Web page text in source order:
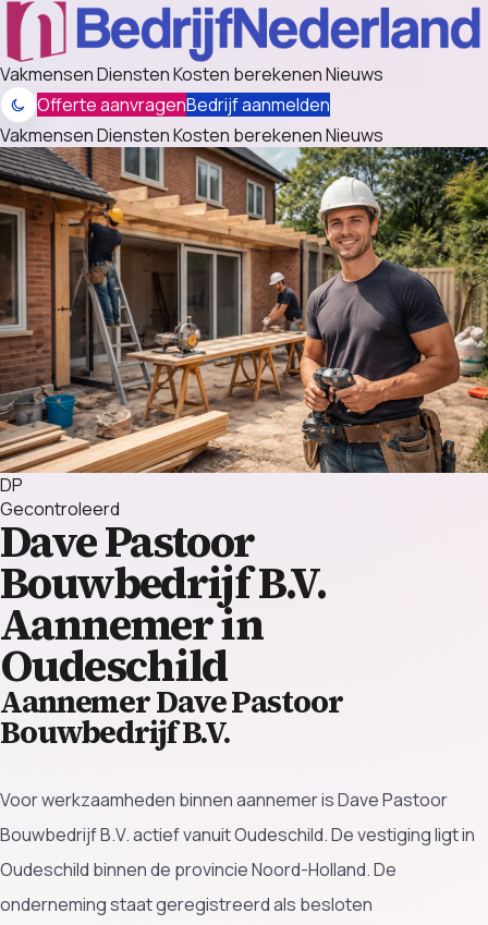
VakmensenDienstenKosten berekenenNieuws
Offerte aanvragenBedrijf aanmelden
VakmensenDienstenKosten berekenenNieuws
DP
Gecontroleerd
Dave Pastoor
Bouwbedrijf B.V.
Aannemer in
Oudeschild
Aannemer Dave Pastoor
Bouwbedrijf B.V.
Voor werkzaamheden binnen aannemer is Dave Pastoor
Bouwbedrijf B.V. actief vanuit Oudeschild. De vestiging ligt in
Oudeschild binnen de provincie Noord-Holland. De
onderneming staat geregistreerd als besloten